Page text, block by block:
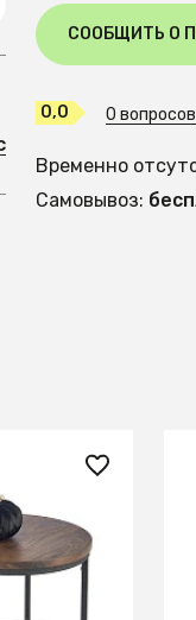
СООБЩИТЬ О
0,0 0 вопросов
Временно
Самовывоз:
2стола